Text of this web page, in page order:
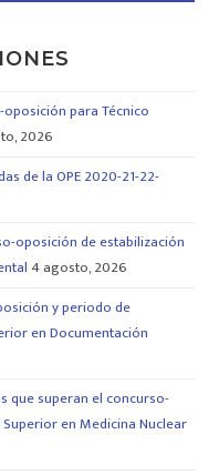
para Técnico
2026
de la OPE 2020-21-22-
oposición de estabilización
4 agosto, 2026
y periodo de
en Documentación
que superan el concurso-
en Medicina Nuclear